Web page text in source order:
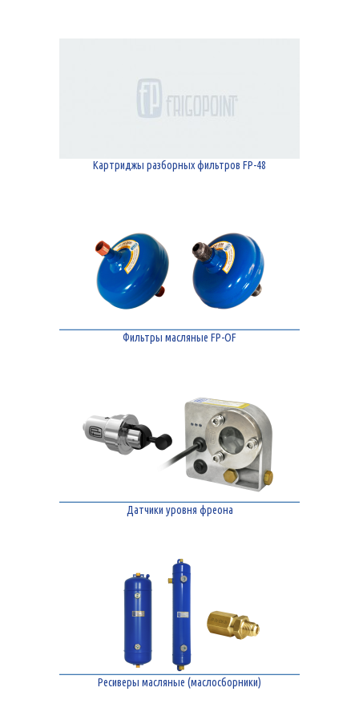
Картриджы разборных фильтров FP-48
Фильтры масляные FP-OF
Датчики уровня фреона
Ресиверы масляные (маслосборники)